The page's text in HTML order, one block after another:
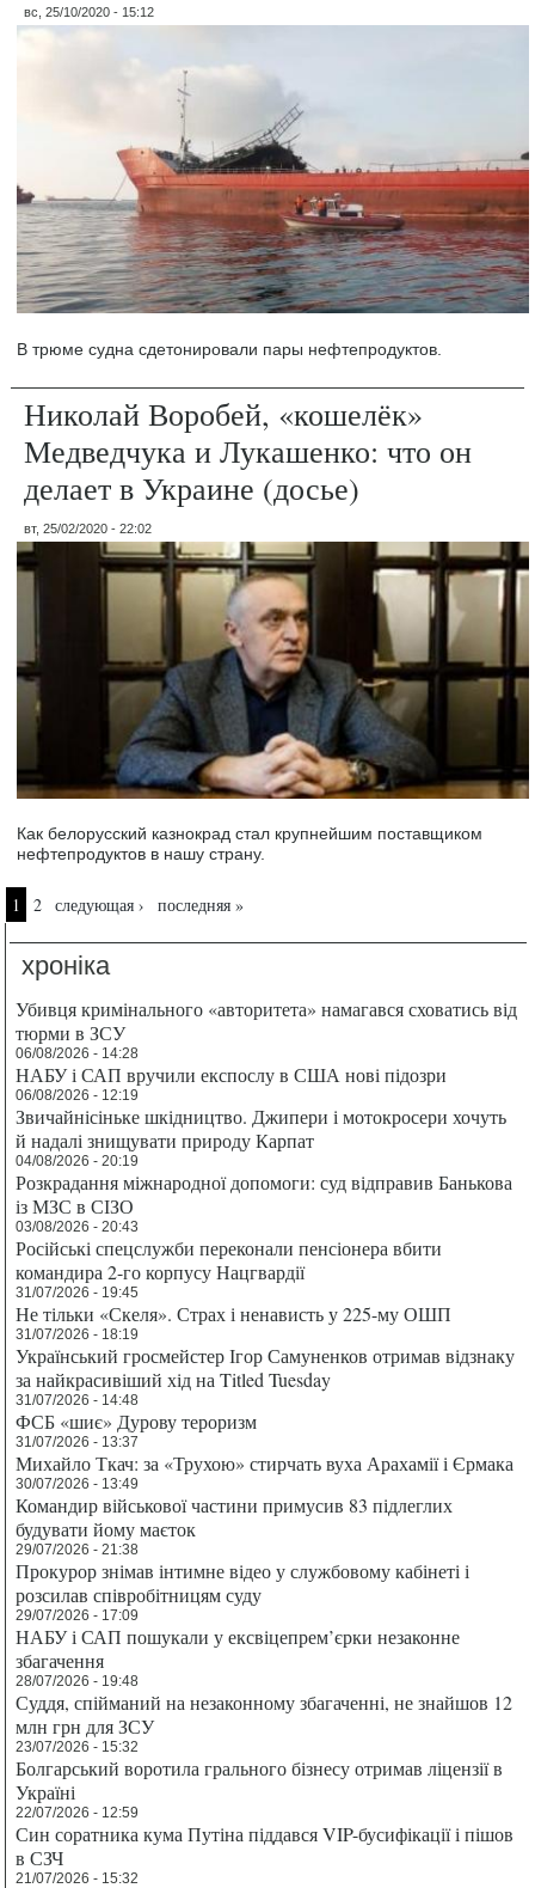
вс, 25/10/2020 - 15:12
В трюме судна сдетонировали пары нефтепродуктов.
Николай Воробей, «кошелёк»
Медведчука и Лукашенко: что он
делает в Украине (досье)
вт, 25/02/2020 - 22:02
Как белорусский казнокрад стал крупнейшим поставщиком
нефтепродуктов в нашу страну.
Страницы
1 2 следующая › последняя »
хроніка
Убивця кримінального «авторитета» намагався сховатись від
тюрми в ЗСУ
06/08/2026 - 14:28
НАБУ і САП вручили експослу в США нові підозри
06/08/2026 - 12:19
Звичайнісіньке шкідництво. Джипери і мотокросери хочуть
й надалі знищувати природу Карпат
04/08/2026 - 20:19
Розкрадання міжнародної допомоги: суд відправив Банькова
із МЗС в СІЗО
03/08/2026 - 20:43
Російські спецслужби переконали пенсіонера вбити
командира 2-го корпусу Нацгвардії
31/07/2026 - 19:45
Не тільки «Скеля». Страх і ненависть у 225-му ОШП
31/07/2026 - 18:19
Український гросмейстер Ігор Самуненков отримав відзнаку
за найкрасивіший хід на Titled Tuesday
31/07/2026 - 14:48
ФСБ «шиє» Дурову тероризм
31/07/2026 - 13:37
Михайло Ткач: за «Трухою» стирчать вуха Арахамії і Єрмака
30/07/2026 - 13:49
Командир військової частини примусив 83 підлеглих
будувати йому маєток
29/07/2026 - 21:38
Прокурор знімав інтимне відео у службовому кабінеті і
розсилав співробітницям суду
29/07/2026 - 17:09
НАБУ і САП пошукали у ексвіцепрем’єрки незаконне
збагачення
28/07/2026 - 19:48
Суддя, спійманий на незаконному збагаченні, не знайшов 12
млн грн для ЗСУ
23/07/2026 - 15:32
Болгарський воротила грального бізнесу отримав ліцензії в
Україні
22/07/2026 - 12:59
Син соратника кума Путіна піддався VIP-бусифікації і пішов
в СЗЧ
21/07/2026 - 15:32